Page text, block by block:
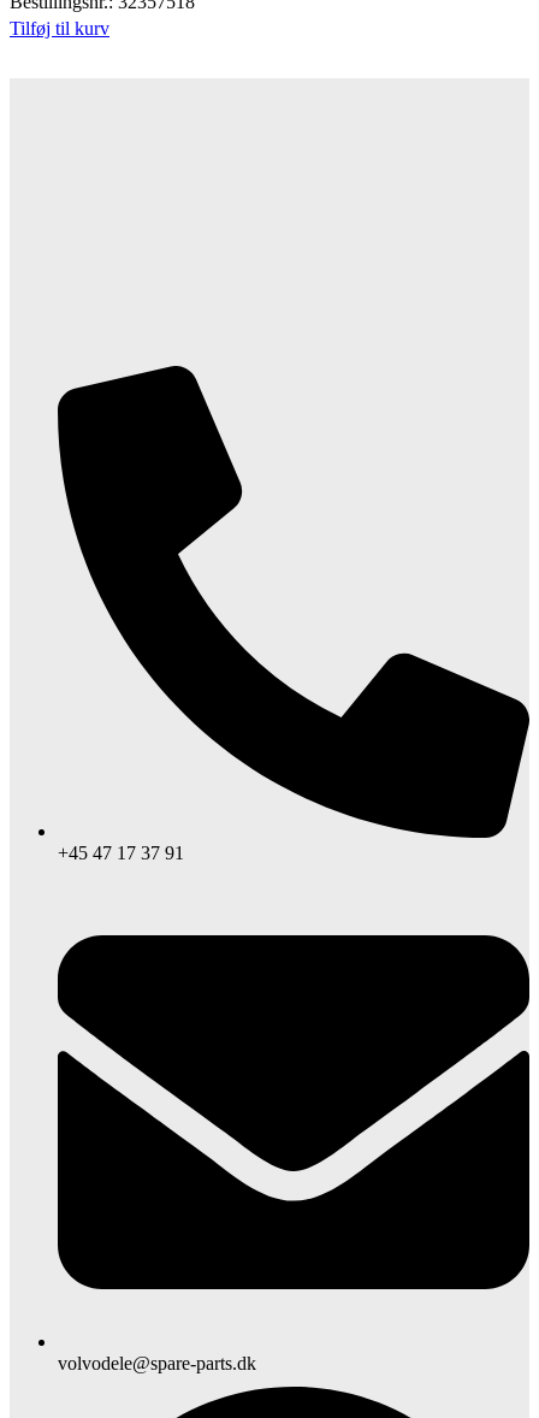
Tilføj til kurv
+45 47 17 37 91
volvodele@spare-parts.dk